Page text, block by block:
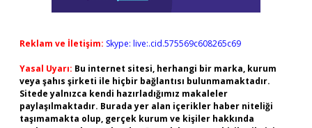
Reklam ve İletişim: Skype: live:.cid.575569c608265c69
Yasal Uyarı: Bu internet sitesi, herhangi bir marka, kurum
veya şahıs şirketi ile hiçbir bağlantısı bulunmamaktadır.
Sitede yalnızca kendi hazırladığımız makaleler
paylaşılmaktadır. Burada yer alan içerikler haber niteliği
taşımamakta olup, gerçek kurum ve kişiler hakkında